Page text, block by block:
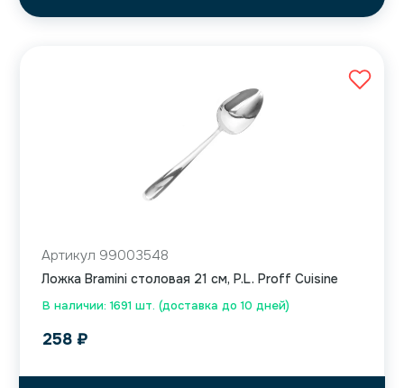
В наличии: 1691 шт. (доставка до 10 дней)
Артикул 99003548
Ложка Bramini столовая 21 см, P.L. Proff Cuisine
258 ₽